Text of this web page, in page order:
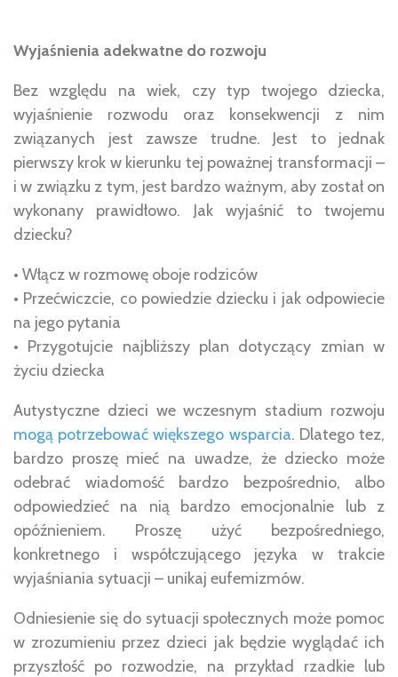
Wyjaśnienia adekwatne do rozwoju
Bez względu na wiek, czy typ twojego dziecka,
wyjaśnienie rozwodu oraz konsekwencji z nim
związanych jest zawsze trudne. Jest to jednak
pierwszy krok w kierunku tej poważnej transformacji –
i w związku z tym, jest bardzo ważnym, aby został on
wykonany prawidłowo. Jak wyjaśnić to twojemu
dziecku?
• Włącz w rozmowę oboje rodziców
• Przećwiczcie, co powiedzie dziecku i jak odpowiecie
na jego pytania
• Przygotujcie najbliższy plan dotyczący zmian w
życiu dziecka
Autystyczne dzieci we wczesnym stadium rozwoju
mogą potrzebować większego wsparcia. Dlatego tez,
bardzo proszę mieć na uwadze, że dziecko może
odebrać wiadomość bardzo bezpośrednio, albo
odpowiedzieć na nią bardzo emocjonalnie lub z
opóźnieniem. Proszę użyć bezpośredniego,
konkretnego i współczującego języka w trakcie
wyjaśniania sytuacji – unikaj eufemizmów.
Odniesienie się do sytuacji społecznych może pomoc
w zrozumieniu przez dzieci jak będzie wyglądać ich
przyszłość po rozwodzie, na przykład rzadkie lub